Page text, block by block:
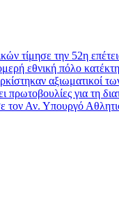
τίμησε την 52η
εθνική πόλο
αξιωματικοί
για τη
Αν. Υπουργό